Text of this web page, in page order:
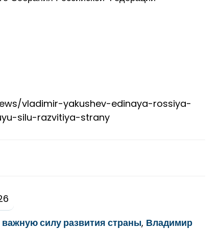
vladimir-yakushev-edinaya-rossiya-
silu-razvitiya-strany
важную силу развития страны, Владимир